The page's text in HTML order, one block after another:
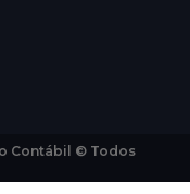
Contábil © Todos